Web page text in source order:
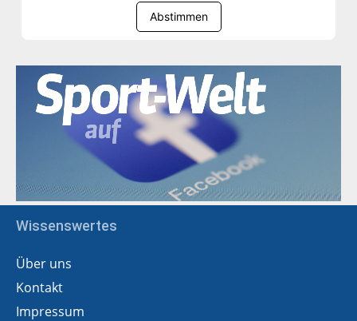
Abstimmen
Wissenswertes
Über uns
Kontakt
Impressum